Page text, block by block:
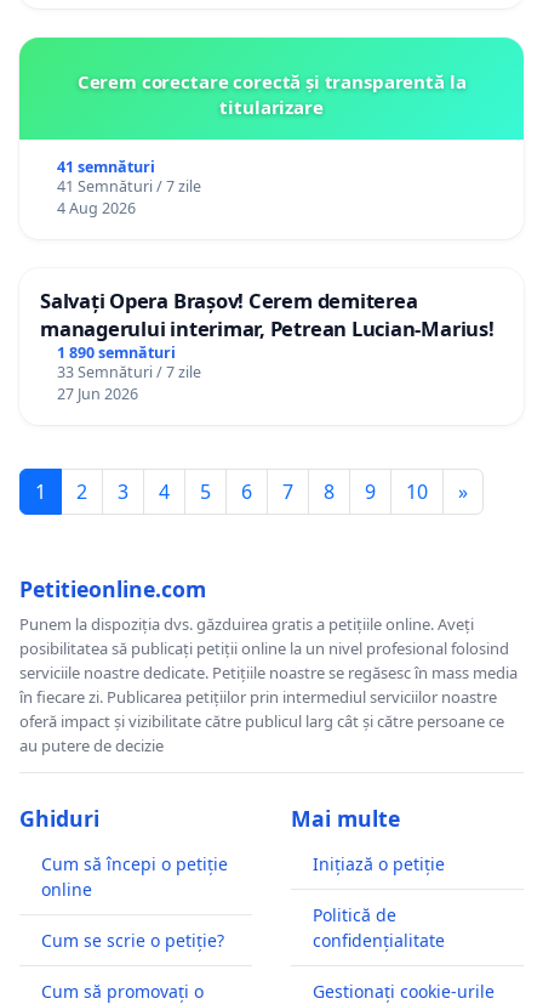
Cerem corectare corectă și transparentă la
titularizare
41 semnături
41 Semnături / 7 zile
4 Aug 2026
Salvați Opera Brașov! Cerem demiterea
managerului interimar, Petrean Lucian-Marius!
1 890 semnături
33 Semnături / 7 zile
27 Jun 2026
1 2 3 4 5 6 7 8 9 10 »
Petitieonline.com
Punem la dispoziția dvs. găzduirea gratis a petițiile online. Aveți
posibilitatea să publicați petiții online la un nivel profesional folosind
serviciile noastre dedicate. Petițiile noastre se regăsesc în mass media
în fiecare zi. Publicarea petițiilor prin intermediul serviciilor noastre
oferă impact și vizibilitate către publicul larg cât și către persoane ce
au putere de decizie
Ghiduri
Cum să începi o petiție
online
Cum se scrie o petiție?
Cum să promovați o
Mai multe
Inițiază o petiție
Politică de
confidențialitate
Gestionați cookie-urile